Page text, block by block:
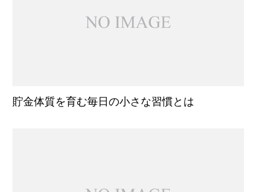
貯金体質を育む毎日の小さな習慣とは